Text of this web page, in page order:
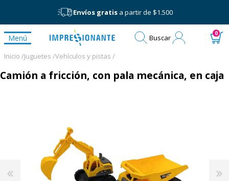
Envíos gratisa partir de $1.500
Menú Buscar 0
Inicio /Juguetes /Vehículos y pistas /
Camión a fricción, con pala mecánica, en caja